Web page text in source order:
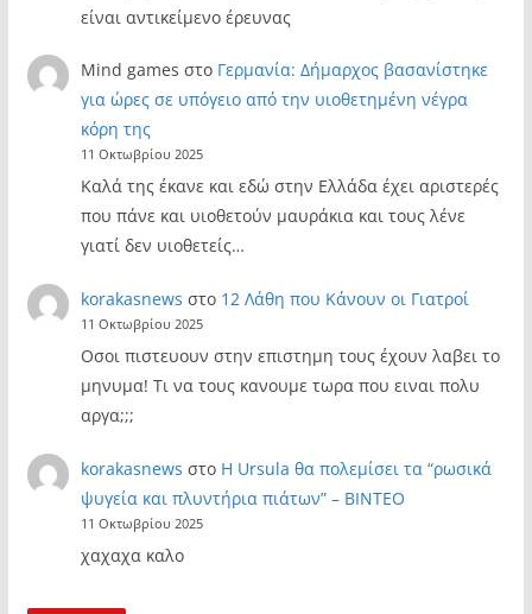
είναι αντικείμενο έρευνας
Mind games στο Γερμανία: Δήμαρχος βασανίστηκε
για ώρες σε υπόγειο από την υιοθετημένη νέγρα
κόρη της
11 Οκτωβρίου 2025
Καλά της έκανε και εδώ στην Ελλάδα έχει αριστερές
που πάνε και υιοθετούν μαυράκια και τους λένε
γιατί δεν υιοθετείς…
korakasnews στο 12 Λάθη που Κάνουν οι Γιατροί
11 Οκτωβρίου 2025
Οσοι πιστευουν στην επιστημη τους έχουν λαβει το
μηνυμα! Τι να τους κανουμε τωρα που ειναι πολυ
αργα;;;
korakasnews στο Η Ursula θα πολεμίσει τα “ρωσικά
ψυγεία και πλυντήρια πιάτων” – ΒΙΝΤΕΟ
11 Οκτωβρίου 2025
χαχαχα καλο